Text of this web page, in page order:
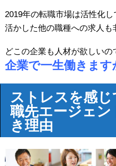
2019年の転職市場は活性化
活かした他の職種への求人も
どこの企業も人材が欲しいの
企業で一生働きます
ストレスを感
職先エージェ
き理由